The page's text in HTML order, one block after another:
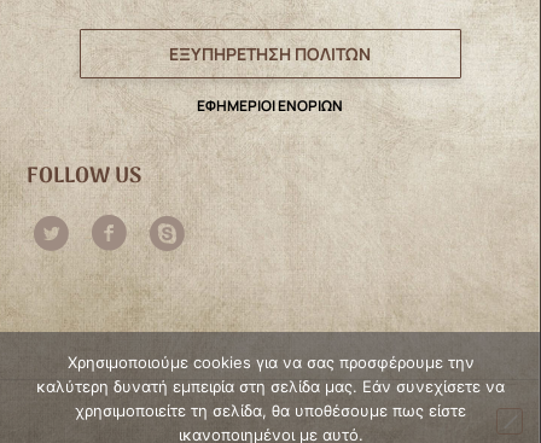
ΕΞΥΠΗΡΕΤΗΣΗ ΠΟΛΙΤΩΝ
ΕΦΗΜΕΡΙΟΙ ΕΝΟΡΙΩΝ
FOLLOW US
Χρησιμοποιούμε cookies για να σας προσφέρουμε την
καλύτερη δυνατή εμπειρία στη σελίδα μας. Εάν συνεχίσετε να
χρησιμοποιείτε τη σελίδα, θα υποθέσουμε πως είστε
ικανοποιημένοι με αυτό.